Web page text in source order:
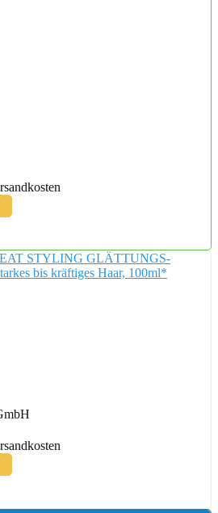
STYLING GLÄTTUNGS-
bis kräftiges Haar, 100ml*